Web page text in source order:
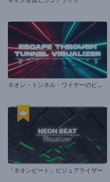
ネ
オン・トンネル・ワイヤーのビジュアライザー
「ネオンビート」ビジュアライザー